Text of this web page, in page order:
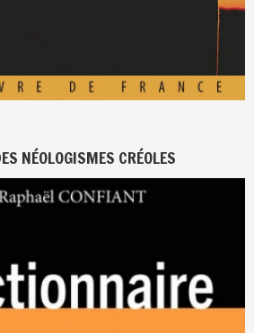
NÉOLOGISMES CRÉOLES